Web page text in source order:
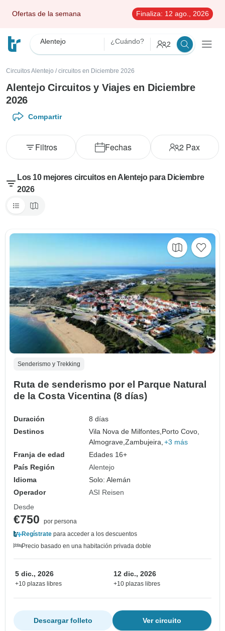
Ofertas de la semana Finaliza: 12 ago., 2026
Alentejo ¿Cuándo? 2
Circuitos Alentejo / circuitos en Diciembre 2026
Alentejo Circuitos y Viajes en Diciembre
2026
Compartir
Fechas 2 Pax
Filtros
Los 10 mejores circuitos en Alentejo para Diciembre
2026
Senderismo y Trekking
Ruta de senderismo por el Parque Natural
de la Costa Vicentina (8 días)
Duración
8 días
Destinos
Vila Nova de Milfontes, Porto Covo,
Almograve,Zambujeira, +3 más
Franja de edad
Edades 16+
País Región
Alentejo
Idioma
Solo: Alemán
Operador
ASI Reisen
Desde
€750
por persona
Regístrate para acceder a los descuentos
Precio basado en una habitación privada doble
5 dic., 2026
+10 plazas libres
12 dic., 2026
+10 plazas libres
Ver circuito
Descargar folleto